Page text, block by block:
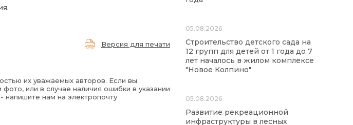
Версия для печати
их уважаемых авторов. Если вы
или в случае наличия ошибки в указании
напишите нам на электропочту
05.08.2026
Строительство детского сада на
12 групп для детей от 1 года до 7
лет началось в жилом комплексе
"Новое Колпино"
05.08.2026
Развитие рекреационной
инфраструктуры в лесных